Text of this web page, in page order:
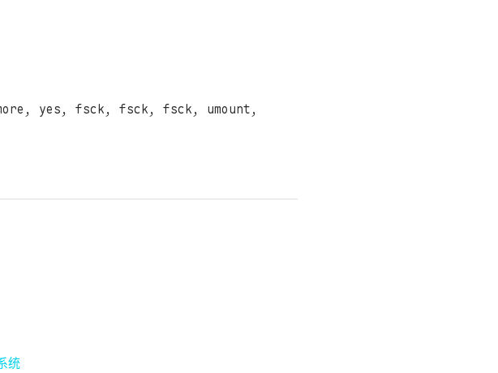
yes, fsck, fsck, fsck, umount,
统